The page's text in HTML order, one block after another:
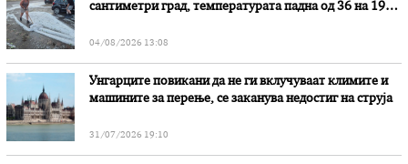
сантиметри град, температурата падна од 36 на 19
04/08/2026 13:08
Унгарците повикани да не ги вклучуваат климите и
машините за перење, се заканува недостиг на струја
31/07/2026 19:10